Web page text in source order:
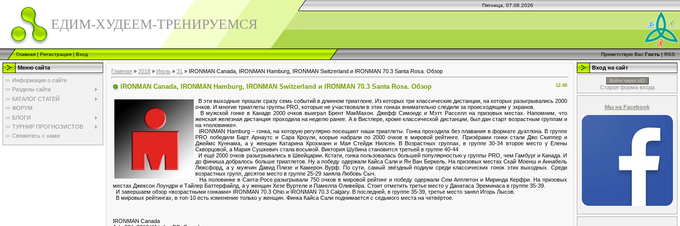
Пятница, 07.08.2026
ЕДИМ-ХУДЕЕМ-ТРЕНИРУЕМСЯ
Главная|Регистрация|Вход Приветствую Вас Гость|RSS
Меню сайта
Информация о сайте
Разделы сайта
КАТАЛОГ СТАТЕЙ
ФОРУМ
БЛОГИ
ТУРНИР ПРОГНОЗИСТОВ
Свяжитесь с нами
Главная » 2018 » Июль » 31 » IRONMAN Canada, IRONMAN Hamburg, IRONMAN Switzerland и IRONMAN 70.3 Santa Rosa. Обзор
12:48
IRONMAN Canada, IRONMAN Hamburg, IRONMAN Switzerland и IRONMAN 70.3 Santa Rosa. Обзор
В эти выходные прошли сразу семь событий в длинном триатлоне. Из которых три классические дистанции, на которых разыгрывались 2000
очков. И многие триатлеты группы PRO, которые не участвовали в этих гонках внимательно следили за происходящим у экранов.
В мужской гонке в Канаде 2000 очков выиграл Брент МакМахон. Джефф Симондс и Мэтт Расселл на призовых местах. Напомним, что
женская железная дистанция проходила на неделю ранее. А в Вистлере, кроме классической дистанции, был дан старт возрастным группам и
на «половинке».
IRONMAN Hamburg – гонка, на которую регулярно посещают наши триатлеты. Гонка проходила без плавания в формате дуатлона. В группе
PRO победили Барт Арнаутс и Сара Кроули, коорые набрали по 2000 очков в мировой рейтинге. Призёрами гонки стали Джо Скиппер и
Джеймс Куннама, а у женщин Катарина Крохманн и Мая Стейдж Нилсен. В Возрастных группах, в группе 30-34 второе место у Елены
Скворцовой, а Мария Сушкевич стала восьмой. Виктория Шубина становится третьей в группе 40-44
И ещё 2000 очков разыгрывались в Швейцарии. Кстати, гонка пользовалась большей популярностью у группы PRO, чем Гамбург и Канада. И
до финиша добралось больше триатлетов. Ну а победу одержали Кайса Сали и Ян Ван Беркель. На призовых местах Скай Моенш и Аннабель
Люксфорд, а у мужчин Давид Плизе и Камерон Вурф. По сути, самый звёздный подиум среди классических гонок этих выходных. Среди
возрастных групп, десятое место в группе 25-29 заняла Любовь Сыч.
На половинке в Санта-Росе разыгрывали 750 очков в мировой рейтинг и победу одержали Сем Апплетон и Миринда Керфри. На призовых
местах Джексон Лоундри и Тайлер Баттерфайлд, а у женщин Хезе Вуртеле и Памелла Оливейра. Стоит отметить третье место у Данатаса Эреминаса в группе 35-39.
И завершаем обзор «возрастными гонками» IRONMAN 70.3 Ohio и IRONMAN 70.3 Calgary. В последней, в группе 35-39, третье место занял Игорь Лысов.
В мировых рейтингах, в топ-10 есть изменение только у женщин. Финка Кайса Сали поднимается с седьмого места на четвёртое.
IRONMAN Canada
Вход на сайт
Войти через uID
Старая форма входа
Мы на Facebook